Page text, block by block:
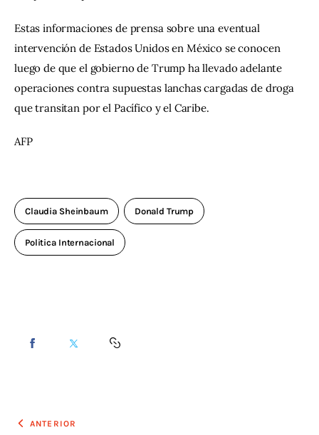
Estas informaciones de prensa sobre una eventual
intervención de Estados Unidos en México se conocen
luego de que el gobierno de Trump ha llevado adelante
operaciones contra supuestas lanchas cargadas de droga
que transitan por el Pacífico y el Caribe.
AFP
Claudia Sheinbaum Donald Trump
Politica Internacional
ANTERIOR